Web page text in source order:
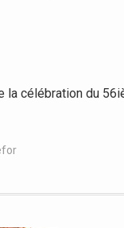
la célébration du